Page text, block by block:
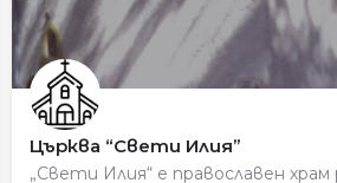
Църква “Свети Илия”